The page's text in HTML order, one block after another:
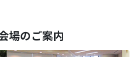
場のご案内